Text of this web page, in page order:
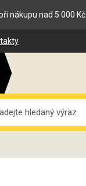
nákupu nad 5 000 Kč.